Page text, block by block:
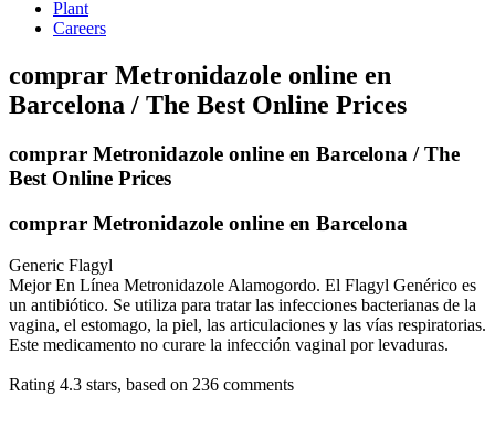
Plant
Careers
comprar Metronidazole online en
Barcelona / The Best Online Prices
comprar Metronidazole online en Barcelona / The
Best Online Prices
comprar Metronidazole online en Barcelona
Generic Flagyl
Mejor En Línea Metronidazole Alamogordo. El Flagyl Genérico es
un antibiótico. Se utiliza para tratar las infecciones bacterianas de la
vagina, el estomago, la piel, las articulaciones y las vías respiratorias.
Este medicamento no curare la infección vaginal por levaduras.
Rating 4.3 stars, based on 236 comments